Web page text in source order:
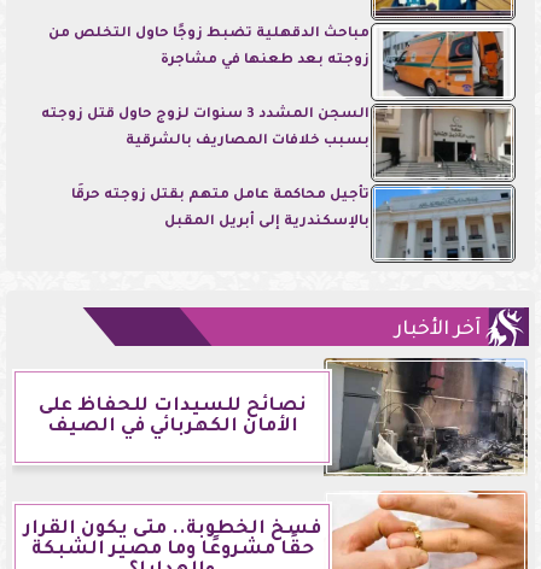
مباحث الدقهلية تضبط زوجًا حاول التخلص من
زوجته بعد طعنها في مشاجرة
السجن المشدد 3 سنوات لزوج حاول قتل زوجته
بسبب خلافات المصاريف بالشرقية
تأجيل محاكمة عامل متهم بقتل زوجته حرقًا
بالإسكندرية إلى أبريل المقبل
آخر الأخبار
نصائح للسيدات للحفاظ على
الأمان الكهربائي في الصيف
فسخ الخطوبة.. متى يكون القرار
حقًا مشروعًا وما مصير الشبكة